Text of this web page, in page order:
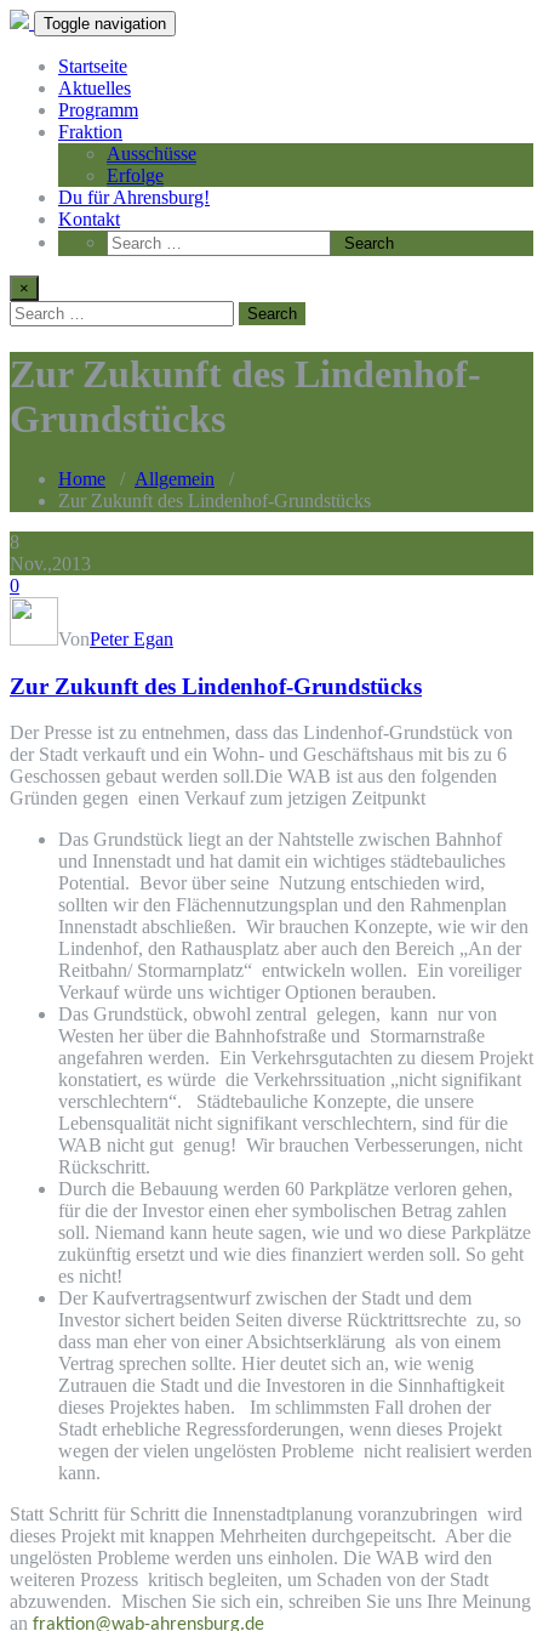
Toggle navigation
Startseite
Aktuelles
Programm
Fraktion
Ausschüsse
Erfolge
Du für Ahrensburg!
Kontakt
×
Zur Zukunft des Lindenhof-
Grundstücks
Home / Allgemein /
Zur Zukunft des Lindenhof-Grundstücks
8
Nov.,2013
0
VonPeter Egan
Zur Zukunft des Lindenhof-Grundstücks
Der Presse ist zu entnehmen, dass das Lindenhof-Grundstück von
der Stadt verkauft und ein Wohn- und Geschäftshaus mit bis zu 6
Geschossen gebaut werden soll.Die WAB ist aus den folgenden
Gründen gegen einen Verkauf zum jetzigen Zeitpunkt
Das Grundstück liegt an der Nahtstelle zwischen Bahnhof
und Innenstadt und hat damit ein wichtiges städtebauliches
Potential. Bevor über seine Nutzung entschieden wird,
sollten wir den Flächennutzungsplan und den Rahmenplan
Innenstadt abschließen. Wir brauchen Konzepte, wie wir den
Lindenhof, den Rathausplatz aber auch den Bereich „An der
Reitbahn/ Stormarnplatz“ entwickeln wollen. Ein voreiliger
Verkauf würde uns wichtiger Optionen berauben.
Das Grundstück, obwohl zentral gelegen, kann nur von
Westen her über die Bahnhofstraße und Stormarnstraße
angefahren werden. Ein Verkehrsgutachten zu diesem Projekt
konstatiert, es würde die Verkehrssituation „nicht signifikant
verschlechtern“. Städtebauliche Konzepte, die unsere
Lebensqualität nicht signifikant verschlechtern, sind für die
WAB nicht gut genug! Wir brauchen Verbesserungen, nicht
Rückschritt.
Durch die Bebauung werden 60 Parkplätze verloren gehen,
für die der Investor einen eher symbolischen Betrag zahlen
soll. Niemand kann heute sagen, wie und wo diese Parkplätze
zukünftig ersetzt und wie dies finanziert werden soll. So geht
es nicht!
Der Kaufvertragsentwurf zwischen der Stadt und dem
Investor sichert beiden Seiten diverse Rücktrittsrechte zu, so
dass man eher von einer Absichtserklärung als von einem
Vertrag sprechen sollte. Hier deutet sich an, wie wenig
Zutrauen die Stadt und die Investoren in die Sinnhaftigkeit
dieses Projektes haben. Im schlimmsten Fall drohen der
Stadt erhebliche Regressforderungen, wenn dieses Projekt
wegen der vielen ungelösten Probleme nicht realisiert werden
kann.
Statt Schritt für Schritt die Innenstadtplanung voranzubringen wird
dieses Projekt mit knappen Mehrheiten durchgepeitscht. Aber die
ungelösten Probleme werden uns einholen. Die WAB wird den
weiteren Prozess kritisch begleiten, um Schaden von der Stadt
abzuwenden. Mischen Sie sich ein, schreiben Sie uns Ihre Meinung
an fraktion@wab-ahrensburg.de